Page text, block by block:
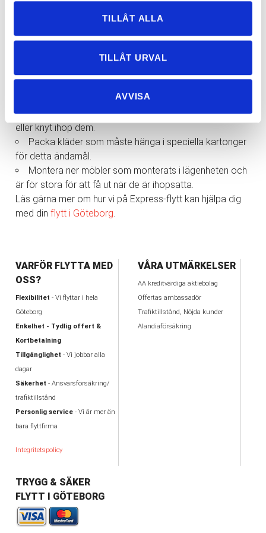
TILLÅT ALLA
TILLÅT URVAL
AVVISA
kartongen till kuddar, kläder m.m.
gå upp vid transport på ”fel” ledd.
Lådor i byråer kan packas med oömma lätta saker.
det inte blir tejprester kvar.
Rulla ihop mattor, madrasser och liknande och tejpa
eller knyt ihop dem.
Packa kläder som måste hänga i speciella kartonger
för detta ändamål.
Montera ner möbler som monterats i lägenheten och
är för stora för att få ut när de är ihopsatta.
Läs gärna mer om hur vi på Express-flytt kan hjälpa dig
med din flytt i Göteborg.
VARFÖR FLYTTA MED
OSS?
Flexibilitet - Vi flyttar i hela
Göteborg
Enkelhet - Tydlig offert &
Kortbetalning
Tillgänglighet - Vi jobbar alla
dagar
Säkerhet - Ansvarsförsäkring/
trafiktillstånd
Personlig service- Vi är mer än
bara flyttfirma
Integritetspolicy
VÅRA UTMÄRKELSER
AA kreditvärdiga aktiebolag
Offertas ambassadör
Trafiktillstånd, Nöjda kunder
Alandiaförsäkring
TRYGG & SÄKER
FLYTT I GÖTEBORG